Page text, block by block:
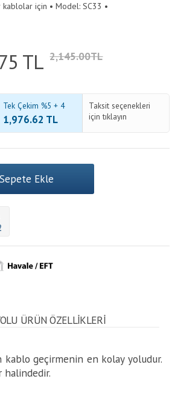
kablolar için • Model: SC33 •
TL 2,145.00TL
Tek Çekim %5 + 4
1,976.62 TL
Taksit seçenekleri
için tıklayın
ÜRÜN ÖZELLİKLERİ
kablo geçirmenin en kolay yoludur.
halindedir.